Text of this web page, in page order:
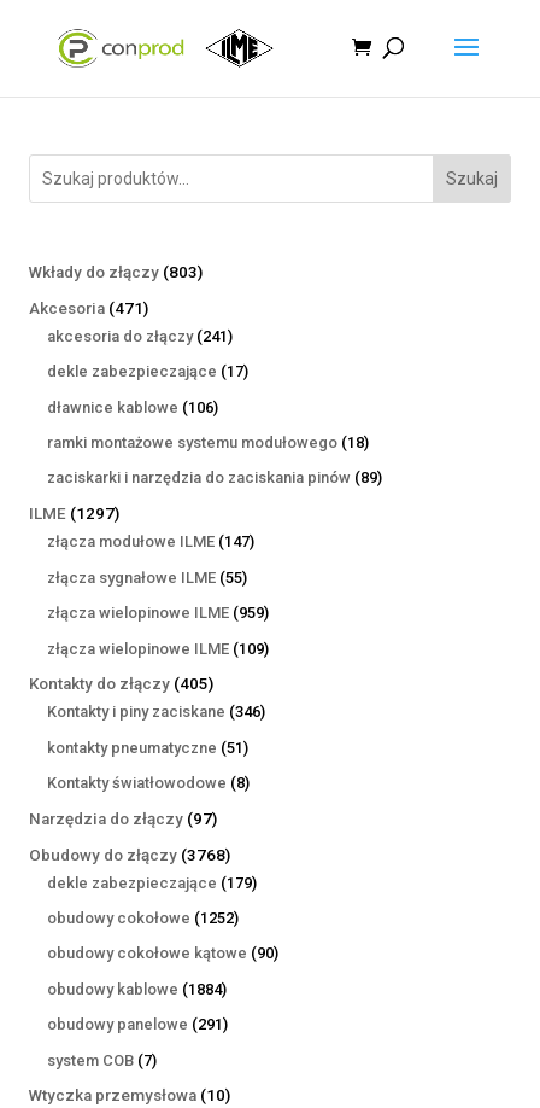
Szukaj
Wkłady do złączy 803803
Akcesoria 471471
produktów
akcesoria do złączy 241241
produktów
dekle zabezpieczające 1717
dławnice kablowe 106106
produktów
ramki montażowe systemu modułowego 1818
produktów
zaciskarki i narzędzia do zaciskania pinów 8989
ILME 12971297
produktów
złącza modułowe ILME 147147
złącza sygnałowe ILME 5555
produktów
złącza wielopinowe ILME 959959
produktów
złącza wielopinowe ILME 109109
Kontakty do złączy 405405
produktów
Kontakty i piny zaciskane 346346
kontakty pneumatyczne 5151
produktów
Kontakty światłowodowe 88
Narzędzia do złączy 9797
produktów
Obudowy do złączy 37683768
produktów
dekle zabezpieczające 179179
obudowy cokołowe 12521252
produkty
obudowy cokołowe kątowe 9090
obudowy kablowe 18841884
produkty
obudowy panelowe 291291
system COB 77
produktów
Wtyczka przemysłowa 1010